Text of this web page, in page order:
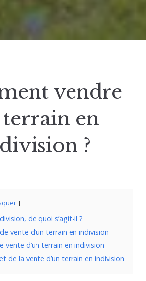
vendre
en
?
de quoi s’agit-il ?
vente d’un terrain en indivision
vente d’un terrain en indivision
de la vente d’un terrain en indivision